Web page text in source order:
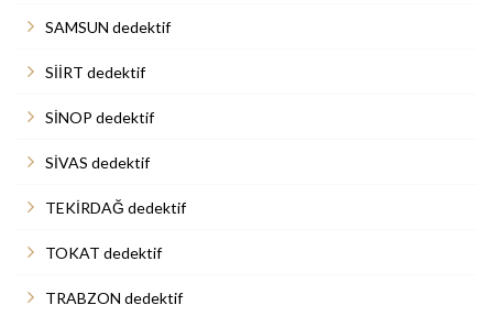
SAMSUN dedektif
SİİRT dedektif
SİNOP dedektif
SİVAS dedektif
TEKİRDAĞ dedektif
TOKAT dedektif
TRABZON dedektif